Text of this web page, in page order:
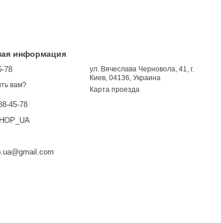
информация
78
вам?
45-78
ул. Вячеслава Черновола, 41, г.
Киев, 04136, Украина
Карта проезда